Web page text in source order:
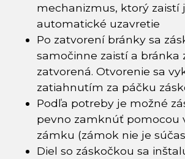
mechanizmus, ktorý zaistí
automatické uzavretie
Po zatvorení bránky sa
samočinne zaistí a bránka
zatvorená. Otvorenie sa
zatiahnutím za páčku
Podľa potreby je možné
pevno zamknúť pomocou
zámku (zámok nie je
Diel so záskočkou sa